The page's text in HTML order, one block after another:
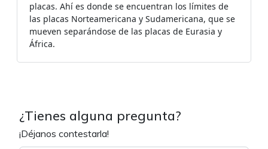
placas. Ahí es donde se encuentran los límites de
las placas Norteamericana y Sudamericana, que se
mueven separándose de las placas de Eurasia y
África.
¿Tienes alguna pregunta?
¡Déjanos contestarla!